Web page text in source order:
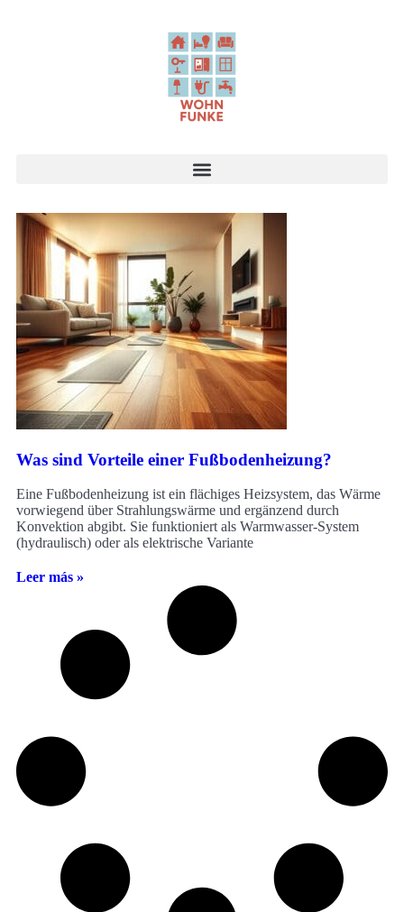
Was sind Vorteile einer Fußbodenheizung?
Eine Fußbodenheizung ist ein flächiges Heizsystem, das Wärme
vorwiegend über Strahlungswärme und ergänzend durch
Konvektion abgibt. Sie funktioniert als Warmwasser-System
(hydraulisch) oder als elektrische Variante
Leer más »